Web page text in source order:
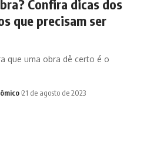
Confira dicas dos
que precisam ser
que uma obra dê certo é o
21 de agosto de 2023